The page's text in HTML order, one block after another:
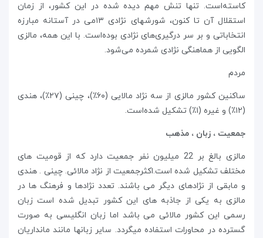
کاسته‌است. تنها تنش مهم دیده شده در این کشور، از زمان
استقلال آن تا کنون، شورشهای نژادی ۱۳می در آستانه مبارزه
انتخاباتی و بر سر درگیری‌های نژادی بوده‌است. با این همه، مالزی
الگویی از هماهنگی نژادی شمرده می‌شود.
مردم
ساکنین کشور مالزی از سه نژاد مالایی (۶۰٪)، چینی (۲۷٪)، هندی
(۱۲٪) و غیره (۱٪) تشکیل شده‌است.
جمعیت ، زبان ، مذهب
مالزی بالغ بر 22 میلیون نفر جمعیت دارد که از قومیت های
مختلف تشکیل شده است.اکثرجمعیت از نژاد مالائی. چینی . هندی
و مابقی از نژادهای دیگر می باشند. تعدد نژادها و فرهنگ ها در
مالزی به یکی از جاذبه های این کشور تبدیل شده است زبان
رسمی این کشور مالائی می باشد اما زبان انگلیسی به صورت
گسترده در محاورات استفاده میگردد. سایر زبانها مانند مانداریان